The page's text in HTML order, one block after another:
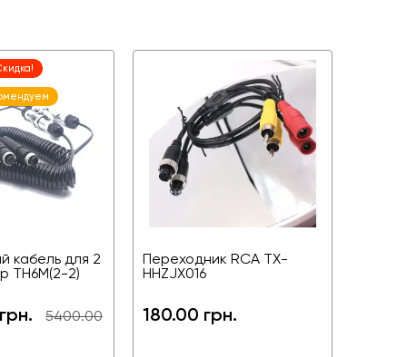
кабель для 2
TH6M(2-2)
5400.00
Переходник RCA TX-
HHZJX016
180.00 грн.